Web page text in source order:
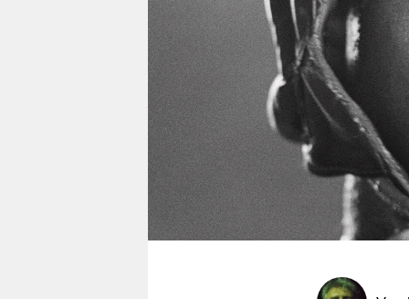
verlag
verlag
veranstaltungen
shop
fragen & hilfe
unterstützen